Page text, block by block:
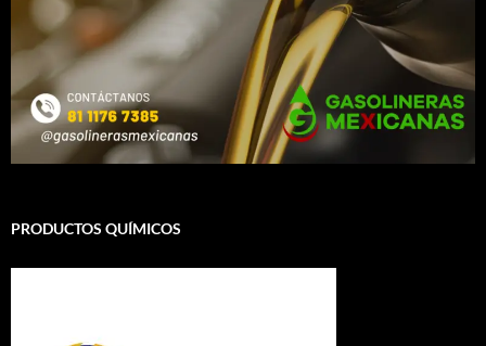
PRODUCTOS QUÍMICOS